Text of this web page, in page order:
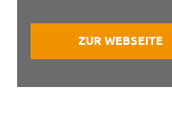
ZUR WEBSEITE